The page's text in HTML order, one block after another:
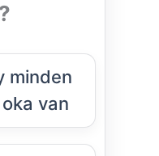
minden
van